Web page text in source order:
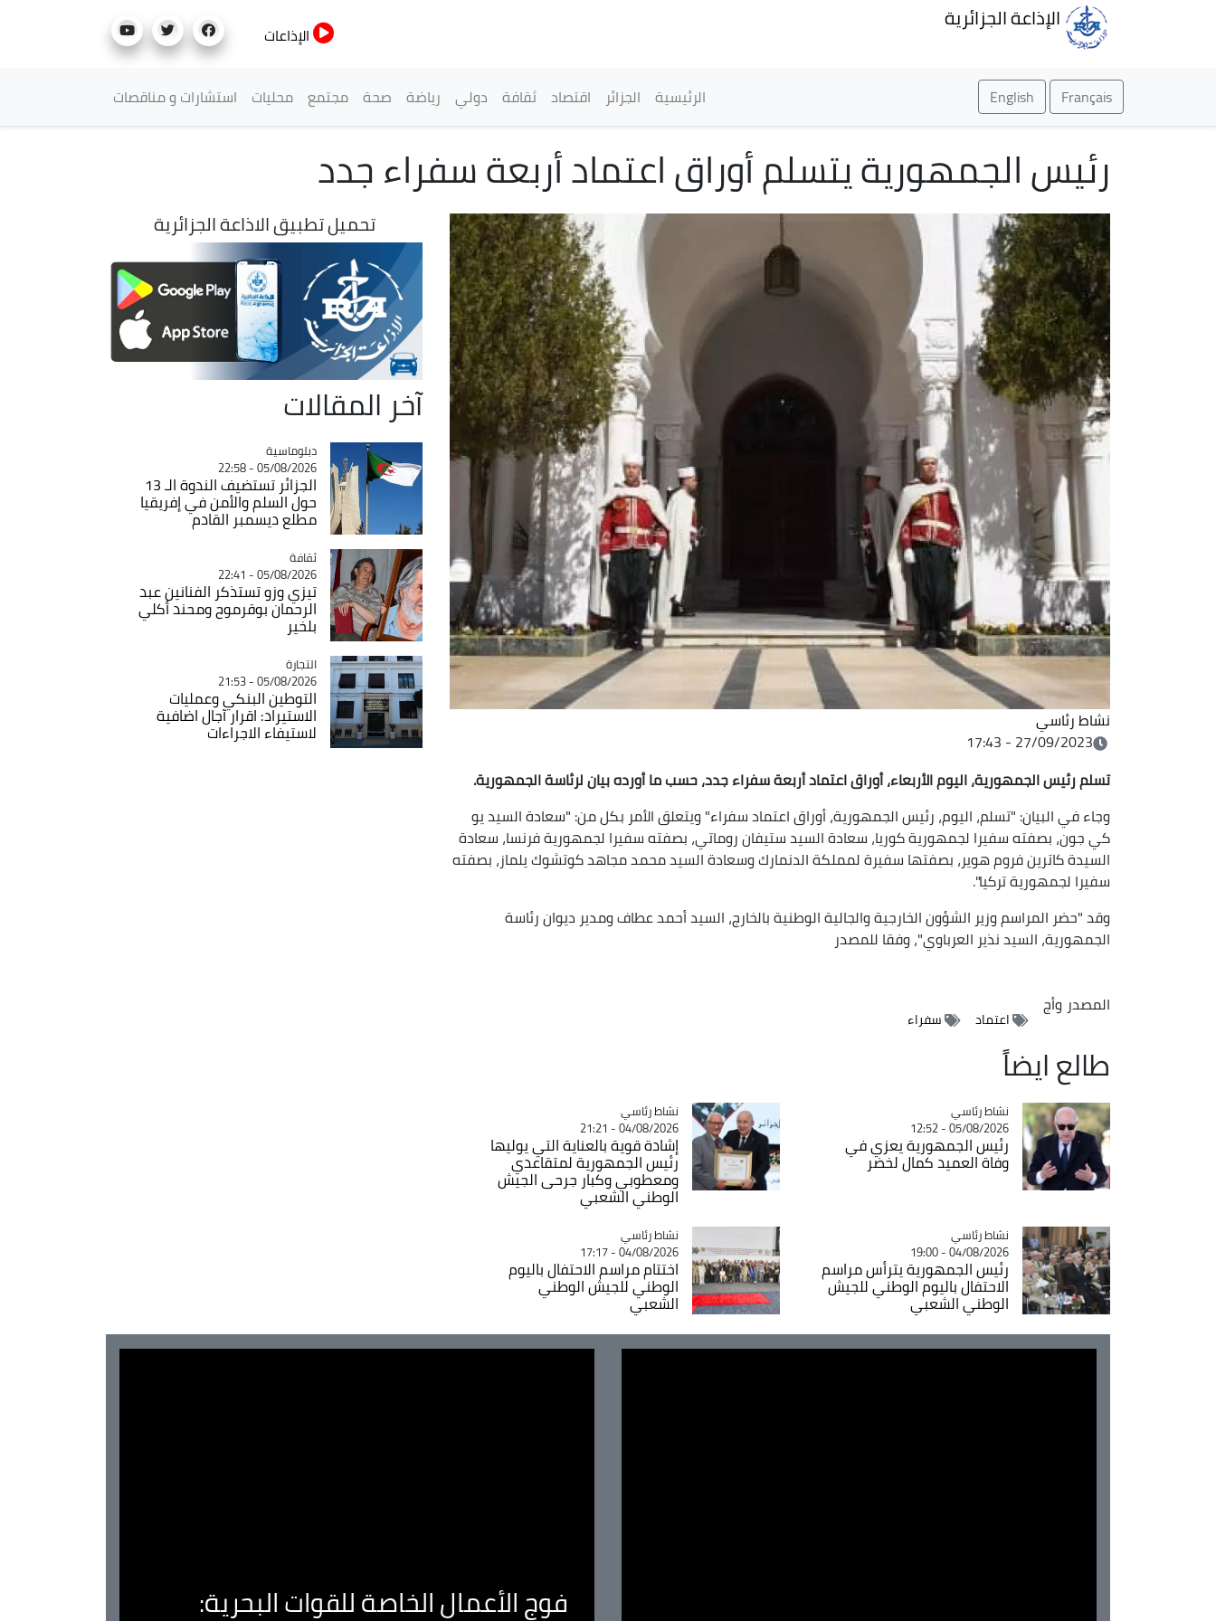
الإذاعة الجزائرية
الإذاعات
Français
English القائمة الرئيسية
الرئيسية الجزائر اقتصاد ثقافة دولي رياضة صحة مجتمع محليات استشارات و مناقصات
رئيس الجمهورية يتسلم أوراق اعتماد أربعة سفراء جدد
نشاط رئاسي
27/09/2023 - 17:43
تسلم رئيس الجمهورية، اليوم الأربعاء، أوراق اعتماد أربعة سفراء جدد، حسب ما أورده بيان لرئاسة الجمهورية.
وجاء في البيان: "تسلم، اليوم، رئيس الجمهورية، أوراق اعتماد سفراء" ويتعلق الأمر بكل من: "سعادة السيد يو
كي جون، بصفته سفيرا لجمهورية كوريا، سعادة السيد ستيفان روماتي، بصفته سفيرا لجمهورية فرنسا، سعادة
السيدة كاترين فروم هوير، بصفتها سفيرة لمملكة الدنمارك وسعادة السيد محمد مجاهد كوتشوك يلماز، بصفته
سفيرا لجمهورية تركيا".
وقد "حضر المراسم وزير الشؤون الخارجية والجالية الوطنية بالخارج، السيد أحمد عطاف ومدير ديوان رئاسة
الجمهورية، السيد نذير العرباوي"، وفقا للمصدر
المصدر وأج
اعتماد سفراء
طالع ايضاً
Catégorie
نشاط رئاسي
05/08/2026 - 12:52
رئيس الجمهورية يعزي في
وفاة العميد كمال لخضر
Catégorie
نشاط رئاسي
04/08/2026 - 21:21
إشادة قوية بالعناية التي يوليها
رئيس الجمهورية لمتقاعدي
ومعطوبي وكبار جرحى الجيش
الوطني الشعبي
Catégorie
نشاط رئاسي
04/08/2026 - 19:00
رئيس الجمهورية يترأس مراسم
الاحتفال باليوم الوطني للجيش
الوطني الشعبي
Catégorie
نشاط رئاسي
04/08/2026 - 17:17
اختتام مراسم الاحتفال باليوم
الوطني للجيش الوطني
الشعبي
تحميل تطبيق الاذاعة الجزائرية
آخر المقالات
Catégorie
دبلوماسية
05/08/2026 - 22:58
الجزائر تستضيف الندوة الـ 13
حول السلم والأمن في إفريقيا
مطلع ديسمبر القادم
Catégorie
ثقافة
05/08/2026 - 22:41
تيزي وزو تستذكر الفنانين عبد
الرحمان بوقرموح ومحند أكلي
بلخير
Catégorie
التجارة
05/08/2026 - 21:53
التوطين البنكي وعمليات
الاستيراد: اقرار آجال اضافية
لاستيفاء الاجراءات
فوج الأعمال الخاصة للقوات البحرية: